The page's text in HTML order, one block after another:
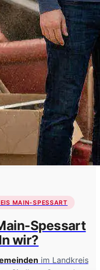
MAIN-SPESSART
Spessart
wir?
im Landkreis